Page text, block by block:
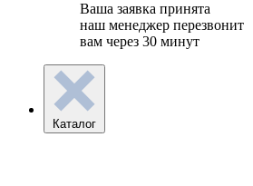
Ваша заявка принята
наш менеджер перезвонит
вам через 30 минут
Каталог